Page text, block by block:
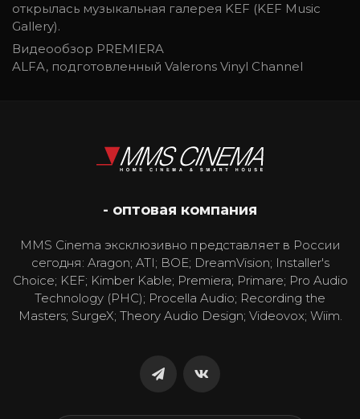
открылась музыкальная галерея KEF (KEF Music
Gallery).
Видеообзор PREMIERA
ALFA, подготовленный Valerons Vinyl Channel
- оптовая компания
MMS Cinema эксклюзивно представляет в России
сегодня: Aragon; ATI; BOE; DreamVision; Installer's
Choice; KEF; Kimber Kable; Premiera; Primare; Pro Audio
Technology (PHC); Procella Audio; Recording the
Masters; SurgeX; Theory Audio Design; Videovox; Wiim.